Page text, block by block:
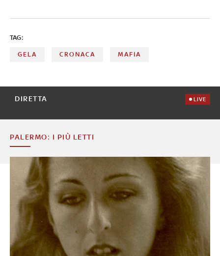
TAG:
GELA CRONACA MAFIA
DIRETTA LIVE
PALERMO: I PIÙ LETTI